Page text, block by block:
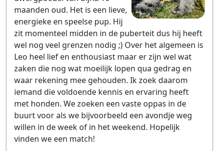
maanden oud. Het is een lieve,
energieke en speelse pup. Hij
zit momenteel midden in de puberteit dus hij heeft
wel nog veel grenzen nodig ;) Over het algemeen is
Leo heel lief en enthousiast maar er zijn wel wat
zaken die nog wat moeilijk lopen qua gedrag en
waar rekening mee gehouden. Ik zoek daarom
iemand die voldoende kennis en ervaring heeft
met honden. We zoeken een vaste oppas in de
buurt voor als we bijvoorbeeld een avondje weg
willen in de week of in het weekend. Hopelijk
vinden we een match!